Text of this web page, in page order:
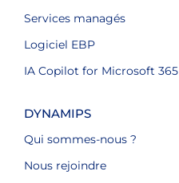
Services managés
Logiciel EBP
IA Copilot for Microsoft 365
DYNAMIPS
Qui sommes-nous ?
Nous rejoindre